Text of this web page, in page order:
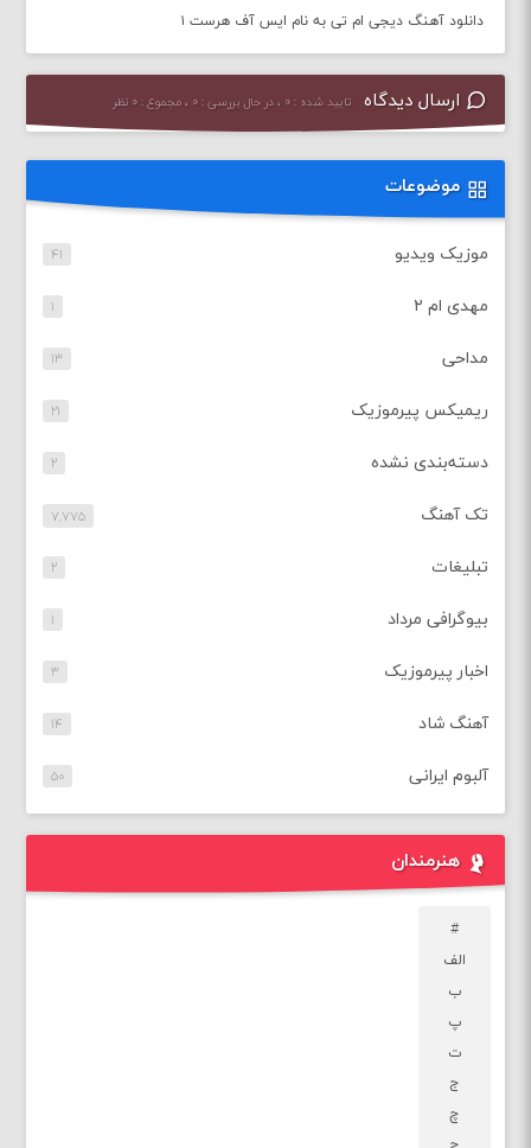
دانلود آهنگ دیجی ام تی به نام ایس آف هرست ۱
ارسال دیدگاه تایید شده : ۰ ، در حال بررسی : ۰ ، مجموع : ۰ نظر
موضوعات
موزیک ویدیو ۴۱
مهدی ام ۲ ۱
مداحی ۱۳
ریمیکس پیرموزیک ۲۱
دسته‌بندی نشده ۲
تک آهنگ ۷,۷۷۵
تبلیغات ۲
بیوگرافی مرداد ۱
اخبار پیرموزیک ۳
آهنگ شاد ۱۴
آلبوم ایرانی ۵۰
هنرمندان
#
الف
ب
پ
ت
ج
چ